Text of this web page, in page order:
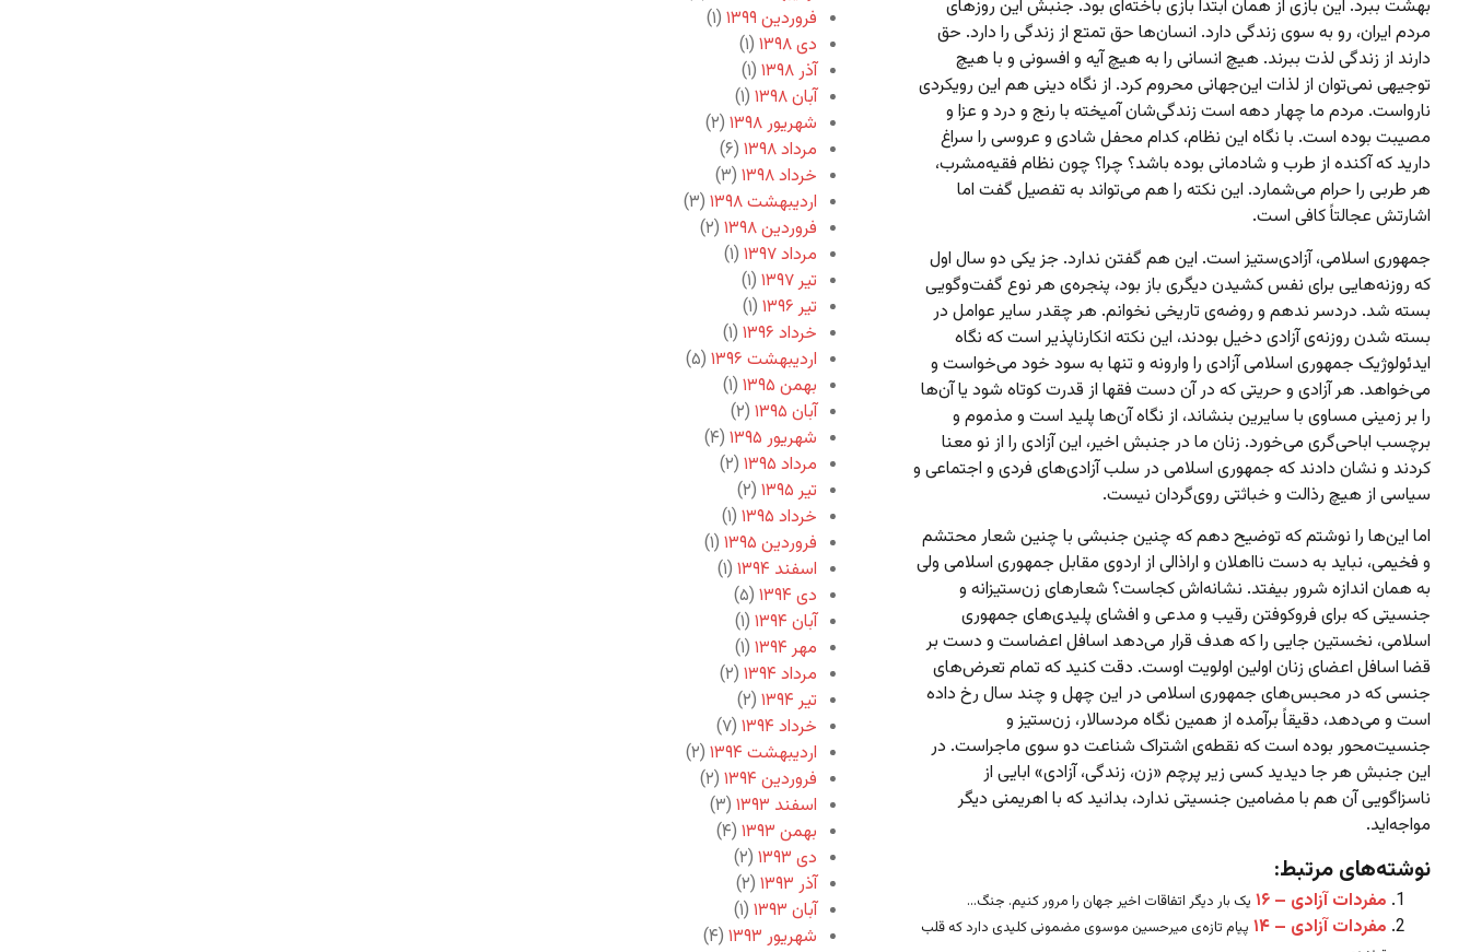
بهشت ببرد. این بازی از همان ابتدا بازی باخته‌ای بود. جنبش این روزهای
مردم ایران، رو به سوی زندگی دارد. انسان‌ها حق تمتع از زندگی را دارد. حق
دارند از زندگی لذت ببرند. هیچ انسانی را به هیچ آیه و افسونی و با هیچ
توجیهی نمی‌توان از لذات این‌جهانی محروم کرد. از نگاه دینی هم این رویکردی
نارواست. مردم ما چهار دهه است زندگی‌شان آمیخته با رنج و درد و عزا و
مصیبت بوده است. با نگاه این نظام، کدام محفل شادی و عروسی را سراغ
دارید که آکنده از طرب و شادمانی بوده باشد؟ چرا؟ چون نظام فقیه‌مشرب،
هر طربی را حرام می‌شمارد. این نکته را هم می‌تواند به تفصیل گفت اما
اشارتش عجالتاً کافی است.
جمهوری اسلامی،‌ آزادی‌ستیز است. این هم گفتن ندارد. جز یکی دو سال اول
که روزنه‌هایی برای نفس کشیدن دیگری باز بود، پنجره‌ی هر نوع گفت‌وگویی
بسته شد. دردسر ندهم و روضه‌ی تاریخی نخوانم. هر چقدر سایر عوامل در
بسته شدن روزنه‌ی آزادی دخیل بودند، این نکته انکارناپذیر است که نگاه
ایدئولوژیک جمهوری اسلامی آزادی را وارونه و تنها به سود خود می‌خواست و
می‌خواهد. هر آزادی و حریتی که در آن دست فقها از قدرت کوتاه شود یا آن‌ها
را بر زمینی مساوی با سایرین بنشاند، از نگاه آن‌ها پلید است و مذموم و
برچسب اباحی‌گری می‌خورد. زنان ما در جنبش اخیر، این آزادی را از نو معنا
کردند و نشان دادند که جمهوری اسلامی در سلب آزادی‌های فردی و اجتماعی و
سیاسی از هیچ رذالت و خباثتی روی‌گردان نیست.
اما این‌ها را نوشتم که توضیح دهم که چنین جنبشی با چنین شعار محتشم
و فخیمی، نباید به دست نااهلان و اراذالی از اردوی مقابل جمهوری اسلامی ولی
به همان اندازه شرور بیفتد. نشانه‌اش کجاست؟ شعارهای زن‌ستیزانه و
جنسیتی که برای فروکوفتن رقیب و مدعی و افشای پلیدی‌های جمهوری
اسلامی، نخستین جایی را که هدف قرار می‌دهد اسافل اعضاست و دست بر
قضا اسافل اعضای زنان اولین اولویت اوست. دقت کنید که تمام تعرض‌های
جنسی که در محبس‌های جمهوری اسلامی در این چهل و چند سال رخ داده
است و می‌دهد، دقیقاً برآمده از همین نگاه مردسالار، زن‌ستیز و
جنسیت‌محور بوده است که نقطه‌ی اشتراک شناعت دو سوی ماجراست. در
این جنبش هر جا دیدید کسی زیر پرچم «زن، زندگی،‌ آزادی» ابایی از
ناسزاگویی آن هم با مضامین جنسیتی ندارد، بدانید که با اهریمنی دیگر
مواجه‌اید.
نوشته‌های مرتبط:
مفردات آزادی – ۱۶ یک بار دیگر اتفاقات اخیر جهان را مرور کنیم. جنگ...
مفردات آزادی – ۱۴
پیام تازه‌ی میرحسین موسوی مضمونی کلیدی دارد که قلب
فروردین ۱۳۹۹
(۱)
دی ۱۳۹۸
(۱)
آذر ۱۳۹۸
(۱)
آبان ۱۳۹۸
(۱)
شهریور ۱۳۹۸
(۲)
مرداد ۱۳۹۸
(۶)
خرداد ۱۳۹۸
(۳)
اردیبهشت ۱۳۹۸
(۳)
فروردین ۱۳۹۸
(۲)
مرداد ۱۳۹۷
(۱)
تیر ۱۳۹۷
(۱)
تیر ۱۳۹۶
(۱)
خرداد ۱۳۹۶
(۱)
اردیبهشت ۱۳۹۶
(۵)
بهمن ۱۳۹۵
(۱)
آبان ۱۳۹۵
(۲)
شهریور ۱۳۹۵
(۴)
مرداد ۱۳۹۵
(۲)
تیر ۱۳۹۵
(۲)
خرداد ۱۳۹۵
(۱)
فروردین ۱۳۹۵
(۱)
اسفند ۱۳۹۴
(۱)
دی ۱۳۹۴
(۵)
آبان ۱۳۹۴
(۱)
مهر ۱۳۹۴
(۱)
مرداد ۱۳۹۴
(۲)
تیر ۱۳۹۴
(۲)
خرداد ۱۳۹۴
(۷)
اردیبهشت ۱۳۹۴
(۲)
فروردین ۱۳۹۴
(۲)
اسفند ۱۳۹۳
(۳)
بهمن ۱۳۹۳
(۴)
دی ۱۳۹۳
(۲)
آذر ۱۳۹۳
(۲)
آبان ۱۳۹۳
(۱)
شهریور ۱۳۹۳
(۴)